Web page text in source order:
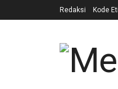
Redaksi Kode